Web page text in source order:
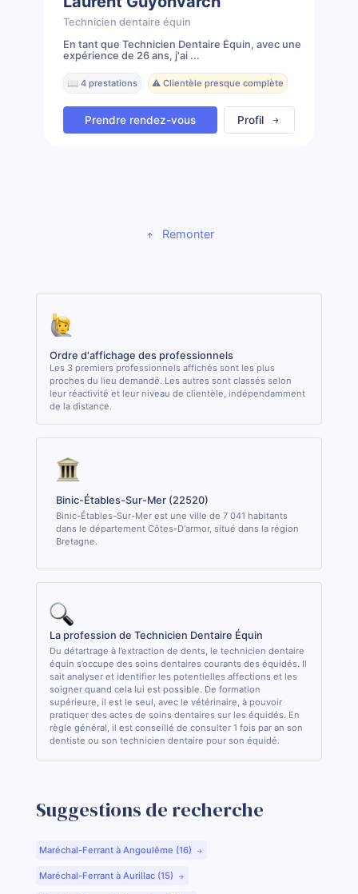
Technicien dentaire équin
En tant que Technicien Dentaire Équin, avec une
expérience de 26 ans, j'ai ...
📖 4 prestations ⚠️ Clientèle presque complète
Prendre rendez-vous Profil
Remonter
Ordre d'affichage des professionnels
Les 3 premiers professionnels affichés sont les plus
proches du lieu demandé. Les autres sont classés selon
leur réactivité et leur niveau de clientèle, indépendamment
de la distance.
Binic-Étables-Sur-Mer (22520)
Binic-Étables-Sur-Mer est une ville de 7 041 habitants
dans le département Côtes-D'armor, situé dans la région
Bretagne.
La profession de Technicien Dentaire Équin
Du détartrage à l’extraction de dents, le technicien dentaire
équin s’occupe des soins dentaires courants des équidés. Il
sait analyser et identifier les potentielles affections et les
soigner quand cela lui est possible. De formation
supérieure, il est le seul, avec le vétérinaire, à pouvoir
pratiquer des actes de soins dentaires sur les équidés. En
règle général, il est conseillé de consulter 1 fois par an son
dentiste ou son technicien dentaire pour son équidé.
Suggestions de recherche
Maréchal-Ferrant à Angoulême (16)
Maréchal-Ferrant à Aurillac (15)